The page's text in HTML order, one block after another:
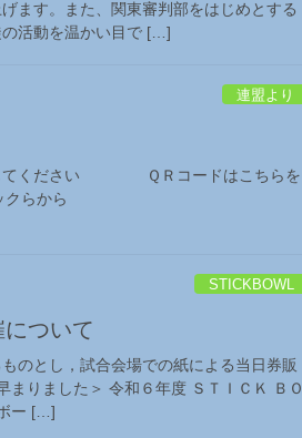
ます。また、関東審判部をはじめとする
活動を温かい目で […]
連盟より
してください ＱＲコードはこちらを
らから
STICKBOWL
ついて
のとし，試合会場での紙による当日券販
りました＞ 令和６年度 ＳＴＩＣＫ ＢＯ
ー […]